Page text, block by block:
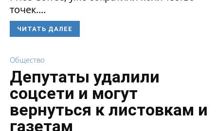
точек....
ЧИТАТЬ ДАЛЕЕ
Общество
Депутаты удалили
соцсети и могут
вернуться к листовкам и
газетам